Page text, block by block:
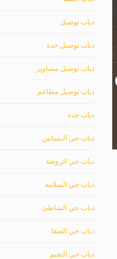
دباب توصيل
دباب توصيل جدة
دباب توصيل مشاوير
دباب توصيل مطاعم
دباب جدة
دباب حي البساتين
دباب حي الروضة
دباب حي السلامة
دباب حي الشاطئ
دباب حي الصفا
دباب حي النعيم